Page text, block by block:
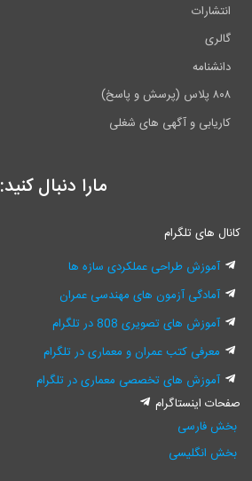
انتشارات
گالری
دانشنامه
۸۰۸ پلاس (پرسش و پاسخ)
کاریابی و آگهی های شغلی
مارا دنبال کنید:
کانال های تلگرام
آموزش طراحی عملکردی سازه ها
آمادگی آزمون های مهندسی عمران
آموزش های تصویری 808 در تلگرام
معرفی کتب عمران و معماری در تلگرام
آموزش های تخصصی معماری در تلگرام
صفحات اینستاگرام
بخش فارسی
بخش انگلیسی